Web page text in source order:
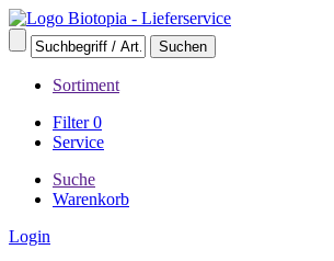
Sortiment
Filter0
Service
Suche
Warenkorb
Login